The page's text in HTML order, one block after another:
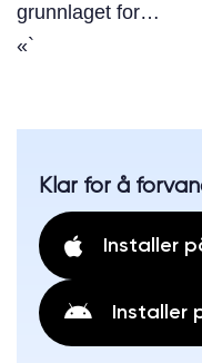
grunnlaget for…
«`
Klar for å
Installer
Installer